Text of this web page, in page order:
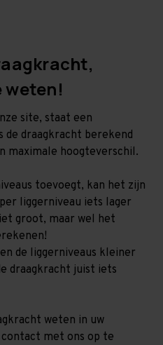
weten!
site, staat een
de draagkracht berekend
maximale hoogteverschil.
toevoegt, kan het zijn
liggerniveau iets lager
groot, maar wel het
de liggerniveaus kleiner
draagkracht juist iets
weten in uw
met ons op te